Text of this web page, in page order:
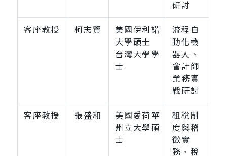
研討
客座教授 柯志賢
美國伊利諾
大學碩士
台灣大學學
士
流程自
動化機
器人、
會計師
業務實
戰研討
客座教授 張盛和
美國愛荷華
州立大學碩
士
租稅制
度與稽
徵實
務、稅